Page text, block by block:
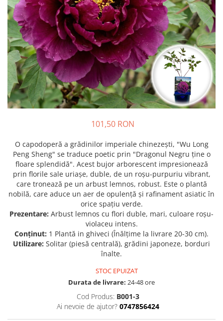
Bulbi de Echinacea
Bulbi de Frezie
Bulbi de Fritillaria
Bulbi de Gaillardia (Kokarda)
Bulbi de Gladiole
Bulbi de Irisi - Stanjenel
Bulbi de Lalele
Bulbi de Leucanthemum
Bulbi de Ranunculus
Bulbi de Tigridia
Bulbi de Zambile
Bulbi de Zantedeschia
Bulbi Sparaxis
Seminte de Ierburi
Păr - Pyrus communis
Smochini - Ficus carica
Viță de Vie - Vitis
Zmeur - Rubus
101,50 RON
O capodoperă a grădinilor imperiale chinezești, "Wu Long
Peng Sheng" se traduce poetic prin "Dragonul Negru ține o
floare splendidă". Acest bujor arborescent impresionează
prin florile sale uriașe, duble, de un roșu-purpuriu vibrant,
care tronează pe un arbust lemnos, robust. Este o plantă
nobilă, care aduce un aer de opulență și rafinament asiatic în
orice spațiu verde.
Prezentare: Arbust lemnos cu flori duble, mari, culoare roșu-
violaceu intens.
Conținut: 1 Plantă in ghiveci (Înălțime la livrare 20-30 cm).
Utilizare: Solitar (piesă centrală), grădini japoneze, borduri
înalte.
STOC EPUIZAT
Durata de livrare: 24-48 ore
Cod Produs: B001-3
Ai nevoie de ajutor? 0747856424